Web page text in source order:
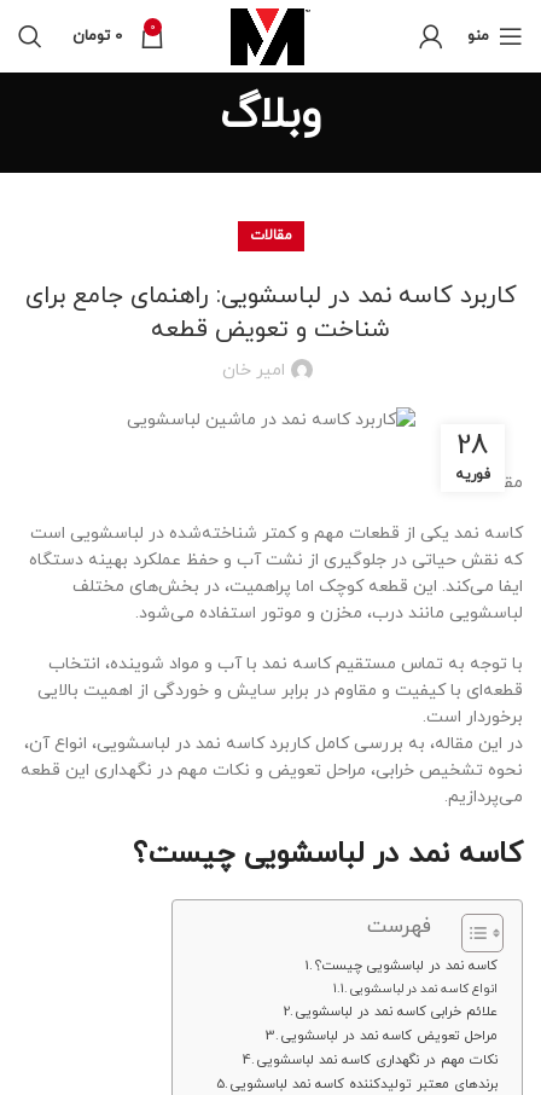
منو 0
0 تومان
وبلاگ
مقالات
کاربرد کاسه نمد در لباسشویی: راهنمای جامع برای
شناخت و تعویض قطعه
امیر خان
28
فوریهمقدمه
کاسه نمد یکی از قطعات مهم و کمتر شناخته‌شده در لباسشویی است
که نقش حیاتی در جلوگیری از نشت آب و حفظ عملکرد بهینه دستگاه
ایفا می‌کند. این قطعه کوچک اما پراهمیت، در بخش‌های مختلف
لباسشویی مانند درب، مخزن و موتور استفاده می‌شود.
با توجه به تماس مستقیم کاسه نمد با آب و مواد شوینده، انتخاب
قطعه‌ای با کیفیت و مقاوم در برابر سایش و خوردگی از اهمیت بالایی
برخوردار است.
در این مقاله، به بررسی کامل کاربرد کاسه نمد در لباسشویی، انواع آن،
نحوه تشخیص خرابی، مراحل تعویض و نکات مهم در نگهداری این قطعه
می‌پردازیم.
کاسه نمد در لباسشویی چیست؟
فهرست
کاسه نمد در لباسشویی چیست؟
انواع کاسه نمد در لباسشویی
علائم خرابی کاسه نمد در لباسشویی
مراحل تعویض کاسه نمد در لباسشویی
نکات مهم در نگهداری کاسه نمد لباسشویی
برندهای معتبر تولیدکننده کاسه نمد لباسشویی